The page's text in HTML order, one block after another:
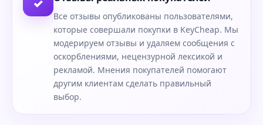
Все отзывы опубликованы пользователями,
которые совершали покупки в KeyCheap. Мы
модерируем отзывы и удаляем сообщения с
оскорблениями, нецензурной лексикой и
рекламой. Мнения покупателей помогают
другим клиентам сделать правильный
выбор.